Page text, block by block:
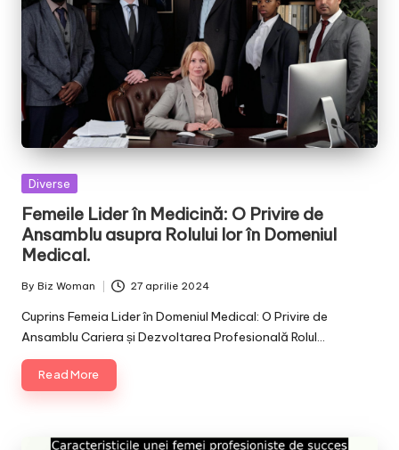
Posted
Diverse
Femeile Lider în Medicină: O Privire de
Ansamblu asupra Rolului lor în Domeniul
Medical.
Posted
by
By Biz Woman 27 aprilie 2024
Cuprins Femeia Lider în Domeniul Medical: O Privire de
Ansamblu Cariera și Dezvoltarea Profesională Rolul…
Read More